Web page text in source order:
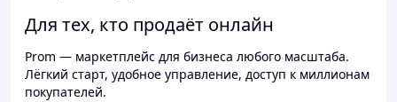
Для тех, кто продаёт онлайн
Prom — маркетплейс для бизнеса любого масштаба.
Лёгкий старт, удобное управление, доступ к миллионам
покупателей.